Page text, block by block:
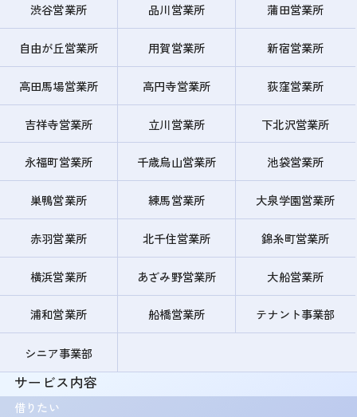
渋谷営業所 品川営業所 蒲田営業所
自由が丘営業所 用賀営業所 新宿営業所
高田馬場営業所 高円寺営業所 荻窪営業所
吉祥寺営業所 立川営業所 下北沢営業所
永福町営業所 千歳烏山営業所 池袋営業所
巣鴨営業所 練馬営業所 大泉学園営業所
赤羽営業所 北千住営業所 錦糸町営業所
横浜営業所 あざみ野営業所 大船営業所
浦和営業所 船橋営業所 テナント事業部
シニア事業部
サービス内容
借りたい